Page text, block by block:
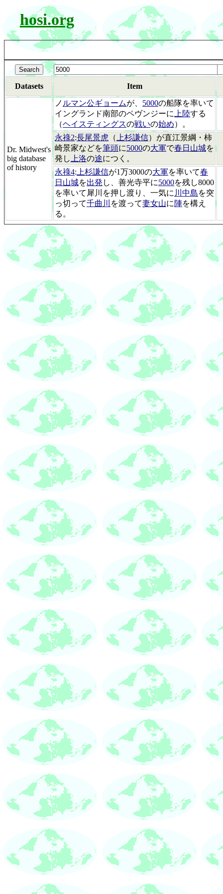
hosi.org
Datasets Item
Dr. Midwest's
big database
of history
ノ ルマン公ギョームが、 5000の船隊を率いて
イングランド南部のペヴンジーに 上陸する
（ヘイスティングスの戦いの始め）。
永祿2:長尾景虎 （ 上杉謙信）が直江景綱・柿
崎景家などを筆頭に5000の大軍で春日山城を
発し 上洛の途につく。
永祿4: 上杉謙信が1万3000の大軍を率いて春
日山城を出発 し、善光寺平に5000を残し8000
を率いて犀川を押し渡り、一気に 川中島を突
っ切って千曲川 を渡って妻女山に 陣を構え
る。